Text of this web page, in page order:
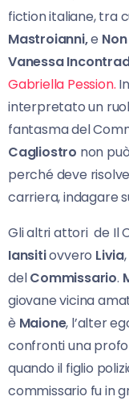
fiction italiane, tra
Mastroianni,e
Vanessa
Gabriella Pession.
interpretato un
fantasma del
Cagliostro non
perché deve
carriera, indagare
Gli altri attori de Il
Iansitiovvero Livia
delCommissario.
giovane vicina
è Maione, l’alter
confronti una
quando il figlio
commissario fu in